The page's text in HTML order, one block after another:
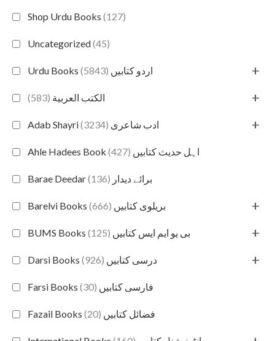
Shop Urdu Books (127)
Uncategorized(45)
Urdu Books اردو کتابیں (5843) +
الكتب العربية (583) +
Adab Shayri ادب شاعری (3234) +
Ahle Hadees Book اہل حدیث کتابیں (427)
Barae Deedar برائے دیدار (136)
Barelvi Books بریلوی کتابیں (666) +
BUMS Books بی یو ایم ایس کتابیں (125) +
Darsi Books درسی کتابیں (926) +
Farsi Books فارسی کتابیں (30)
Fazail Books فضائل کتابیں (20)